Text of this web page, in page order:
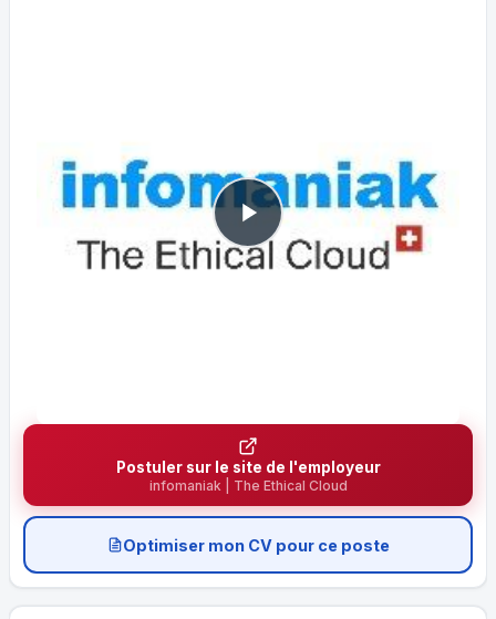
Postuler sur le site de l'employeur
infomaniak | The Ethical Cloud
Optimiser mon CV pour ce poste